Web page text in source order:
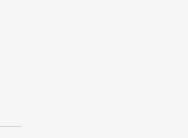
Detoks Teknikleri ile